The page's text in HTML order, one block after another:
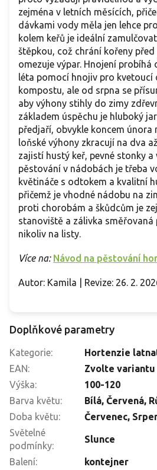
zejména v letních měsících,
dávkami vody měla jen lehce
kolem keřů je ideální
štěpkou, což chrání kořeny
omezuje výpar. Hnojení
léta pomocí hnojiv pro kvetoucí
kompostu, ale od srpna se
aby výhony stihly do zimy
základem úspěchu je hluboký
předjaří, obvykle koncem února
loňské výhony zkracují na dva
zajistí hustý keř, pevné stonky a
pěstování v nádobách je třeba
květináče s odtokem a kvalitní
přičemž je vhodné nádobu na
proti chorobám a škůdcům je
stanoviště a zálivka směřovaná
nikoliv na listy.
Více na: Návod na pěstování
Autor: Kamila | Revize: 26. 2.
Doplňkové parametry
Kategorie:
Hortenzie
EAN:
Zvolte variantu
Výška:
100-120
Barva květu: Bílá, Červená,
Doba květu: Červenec,
Světelné
podmínky:
Slunce
Balení: kontejner